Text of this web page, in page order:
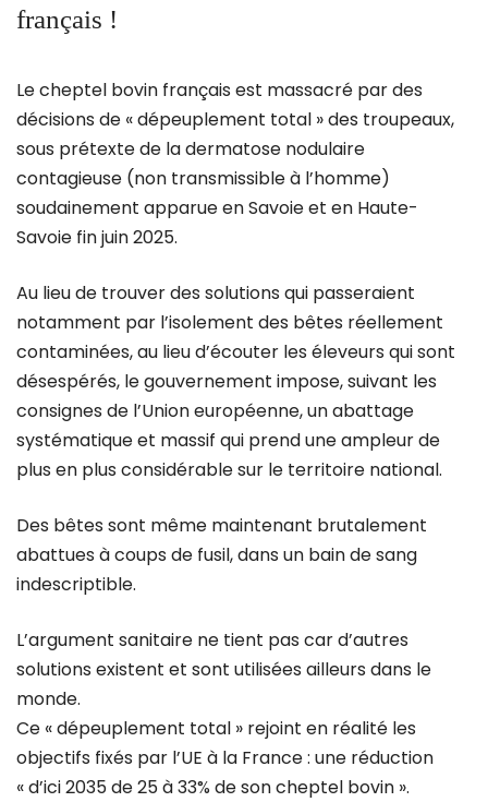
français !
Le cheptel bovin français est massacré par des
décisions de « dépeuplement total » des troupeaux,
sous prétexte de la dermatose nodulaire
contagieuse (non transmissible à l’homme)
soudainement apparue en Savoie et en Haute-
Savoie fin juin 2025.
Au lieu de trouver des solutions qui passeraient
notamment par l’isolement des bêtes réellement
contaminées, au lieu d’écouter les éleveurs qui sont
désespérés, le gouvernement impose, suivant les
consignes de l’Union européenne, un abattage
systématique et massif qui prend une ampleur de
plus en plus considérable sur le territoire national.
Des bêtes sont même maintenant brutalement
abattues à coups de fusil, dans un bain de sang
indescriptible.
L’argument sanitaire ne tient pas car d’autres
solutions existent et sont utilisées ailleurs dans le
monde.
Ce « dépeuplement total » rejoint en réalité les
objectifs fixés par l’UE à la France : une réduction
« d’ici 2035 de 25 à 33% de son cheptel bovin ».